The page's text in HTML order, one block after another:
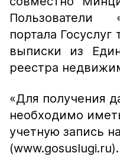
Пользователи
портала
выписки из
реестра
«Для получения
необходимо
учетную запись